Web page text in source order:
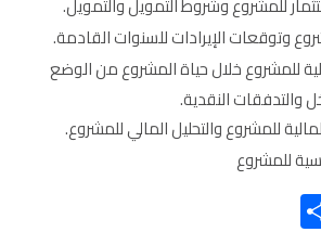
وتوقعات الإيرادات للسنوات القادمة.
للمشروع خلال حياة المشروع من الوضع
والتدفقات النقدية.
للمشروع والتحليل المالي للمشروع.
للمشروع